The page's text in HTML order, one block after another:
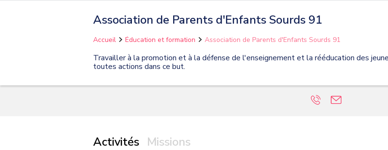
Association de Parents d'Enfants Sourds 91
Accueil Éducation et formation Association de Parents d'Enfants Sourds 91
Travailler à la promotion et à la défense de l'enseignement et la rééducation des
toutes actions dans ce but.
Activités Missions